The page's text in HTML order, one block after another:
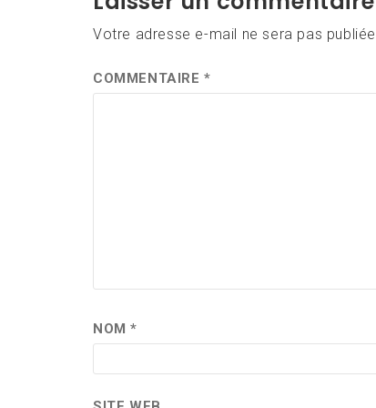
Votre adresse e-mail ne sera pas publiée.
COMMENTAIRE*
NOM*